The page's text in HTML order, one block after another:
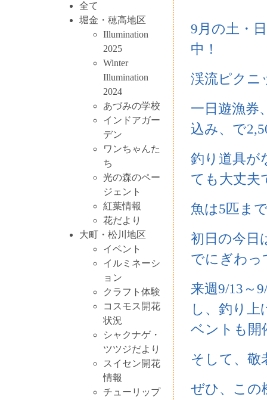
全て
堀金・穂高地区
Illumination
2025
Winter
Illumination
2024
あづみの学校
インドアガー
デン
ワンちゃんた
ち
光の森のペー
ジェント
紅葉情報
花だより
大町・松川地区
イベント
イルミネーシ
ョン
クラフト体験
コスモス開花
状況
シャクナゲ・
ツツジだより
スイセン開花
情報
チューリップ
9月の土・
中！
渓流ピクニ
一日遊漁券
込み、で
釣り道具が
ても大丈夫
魚は5匹ま
初日の今日
でにぎわ
来週9/13～
し、釣り
ベントも開
そして、敬
ぜひ、この